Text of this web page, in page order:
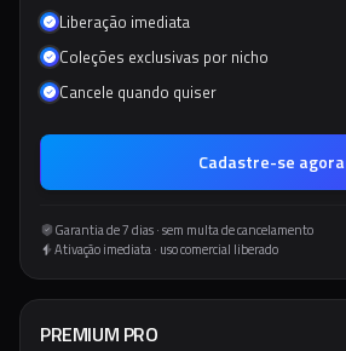
Liberação imediata
Coleções exclusivas por nicho
Cancele quando quiser
Cadastre-se agora
Garantia de 7 dias · sem multa de cancelamento
Ativação imediata · uso comercial liberado
PREMIUM PRO